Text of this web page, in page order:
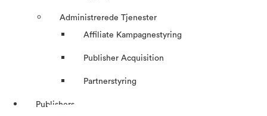
Administrerede Tjenester
Affiliate Kampagnestyring
Publisher Acquisition
Partnerstyring
Publishers